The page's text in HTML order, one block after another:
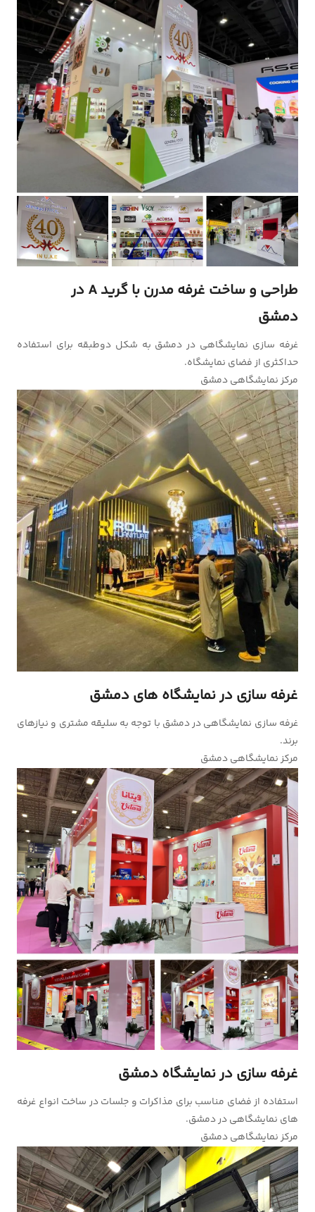
طراحی و ساخت غرفه‌ مدرن با گرید A در
دمشق
غرفه سازی نمایشگاهی در دمشق به شکل دوطبقه برای استفاده
حداکثری از فضای نمایشگاه.
مرکز نمایشگاهی دمشق
غرفه سازی در نمایشگاه های دمشق
غرفه سازی نمایشگاهی در دمشق با توجه به سلیقه مشتری و نیازهای
برند.
مرکز نمایشگاهی دمشق
غرفه سازی در نمایشگاه دمشق
استفاده از فضای مناسب برای مذاکرات و جلسات در ساخت انواع غرفه
های نمایشگاهی در دمشق.
مرکز نمایشگاهی دمشق